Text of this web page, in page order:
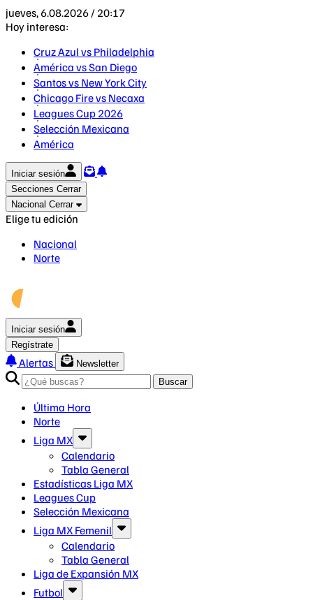
jueves, 6.08.2026 / 20:17
Hoy interesa:
Cruz Azul vs Philadelphia
América vs San Diego
Santos vs New York City
Chicago Fire vs Necaxa
Leagues Cup 2026
Selección Mexicana
América
Iniciar sesión
Secciones Cerrar
Nacional Cerrar
Elige tu edición
Nacional
Norte
Iniciar sesión
Regístrate
Alertas
Newsletter
Buscar
Última Hora
Norte
Liga MX
Calendario
Tabla General
Estadísticas Liga MX
Leagues Cup
Selección Mexicana
Liga MX Femenil
Calendario
Tabla General
Liga de Expansión MX
Futbol